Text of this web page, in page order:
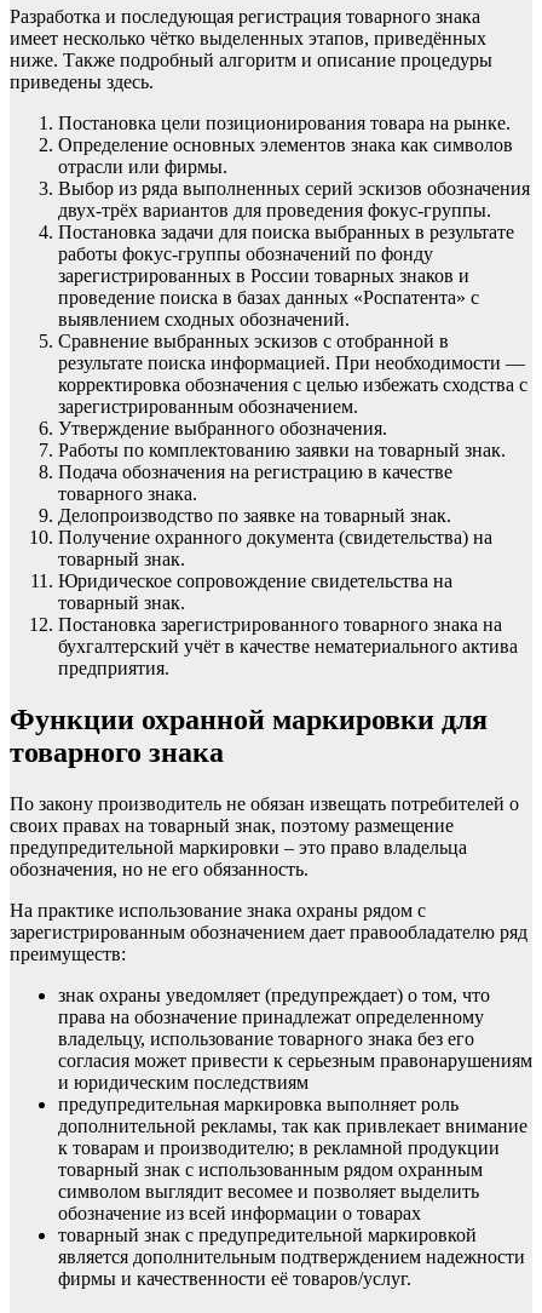
Разработка и последующая регистрация товарного знака
имеет несколько чётко выделенных этапов, приведённых
ниже. Также подробный алгоритм и описание процедуры
приведены здесь.
Постановка цели позиционирования товара на рынке.
Определение основных элементов знака как символов
отрасли или фирмы.
Выбор из ряда выполненных серий эскизов обозначения
двух-трёх вариантов для проведения фокус-группы.
Постановка задачи для поиска выбранных в результате
работы фокус-группы обозначений по фонду
зарегистрированных в России товарных знаков и
проведение поиска в базах данных «Роспатента» с
выявлением сходных обозначений.
Сравнение выбранных эскизов с отобранной в
результате поиска информацией. При необходимости —
корректировка обозначения с целью избежать сходства с
зарегистрированным обозначением.
Утверждение выбранного обозначения.
Работы по комплектованию заявки на товарный знак.
Подача обозначения на регистрацию в качестве
товарного знака.
Делопроизводство по заявке на товарный знак.
Получение охранного документа (свидетельства) на
товарный знак.
Юридическое сопровождение свидетельства на
товарный знак.
Постановка зарегистрированного товарного знака на
бухгалтерский учёт в качестве нематериального актива
предприятия.
Функции охранной маркировки для
товарного знака
По закону производитель не обязан извещать потребителей о
своих правах на товарный знак, поэтому размещение
предупредительной маркировки – это право владельца
обозначения, но не его обязанность.
На практике использование знака охраны рядом с
зарегистрированным обозначением дает правообладателю ряд
преимуществ:
знак охраны уведомляет (предупреждает) о том, что
права на обозначение принадлежат определенному
владельцу, использование товарного знака без его
согласия может привести к серьезным правонарушениям
и юридическим последствиям
предупредительная маркировка выполняет роль
дополнительной рекламы, так как привлекает внимание
к товарам и производителю; в рекламной продукции
товарный знак с использованным рядом охранным
символом выглядит весомее и позволяет выделить
обозначение из всей информации о товарах
товарный знак с предупредительной маркировкой
является дополнительным подтверждением надежности
фирмы и качественности её товаров/услуг.